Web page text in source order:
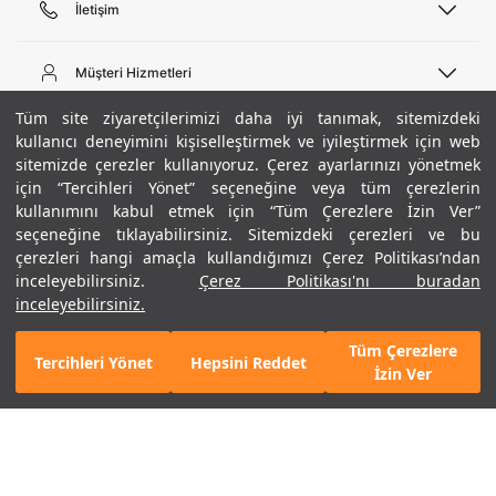
Tüm site ziyaretçilerimizi daha iyi tanımak, sitemizdeki
kullanıcı deneyimini kişiselleştirmek ve iyileştirmek için web
sitemizde çerezler kullanıyoruz. Çerez ayarlarınızı yönetmek
için “Tercihleri Yönet” seçeneğine veya tüm çerezlerin
kullanımını kabul etmek için “Tüm Çerezlere İzin Ver”
seçeneğine tıklayabilirsiniz. Sitemizdeki çerezleri ve bu
çerezleri hangi amaçla kullandığımızı Çerez Politikası’ndan
inceleyebilirsiniz.
Çerez Politikası'nı buradan
inceleyebilirsiniz.
Tercihleri Yönet Hepsini Reddet
Tüm Çerezlere
İzin Ver
+ 3 Renk
GELINCE HABER VER
İletişim
444 02 00
Pazartesi - Cuma 09:00 - 18:00
E-posta
bilgi@underarmour.com
Müşteri Hizmetleri
Sipariş Sorgulama
Bize Ulaşın
Teslimat Bilgileri
İşlem Rehberi
İade ve Değişimler
Sıkça Sorulan Sorular
Beden Rehberi
Site Haritası
Hakkımızda
Ticari Bilgiler
Hükümler ve Koşullar
Gizlilik Politikası
Çerez Politikası
Kariyer
ETBİS
UA Sosyal Medya
Instagram
Facebook
Twitter
Popüler Kategoriler
Erkek Basketbol Ayakkabısı
Çocuk Basketbol Ayakkabısı
Erkek Eşofman
Kadın Tayt